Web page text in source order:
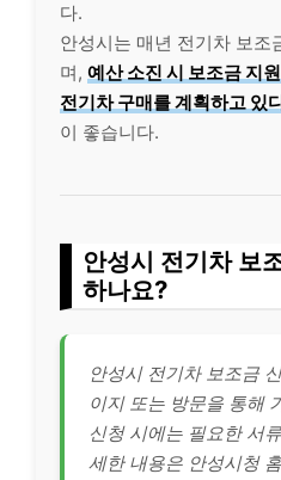
다.
안성시는 매년 전기차 보조
며, 예산 소진 시 보조금 지
전기차 구매를 계획하고 있
이 좋습니다.
안성시 전기차 보
하나요?
안성시 전기차 보조금
이지 또는 방문을 통해
신청 시에는 필요한 서
세한 내용은 안성시청